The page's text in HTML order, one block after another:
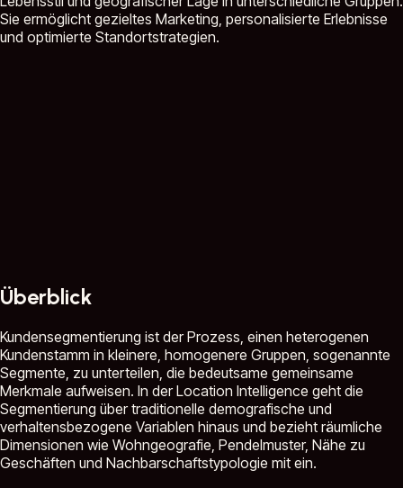
Sie ermöglicht gezieltes Marketing, personalisierte Erlebnisse
und optimierte Standortstrategien.
Überblick
Kundensegmentierung ist der Prozess, einen heterogenen
Kundenstamm in kleinere, homogenere Gruppen, sogenannte
Segmente, zu unterteilen, die bedeutsame gemeinsame
Merkmale aufweisen. In der Location Intelligence geht die
Segmentierung über traditionelle demografische und
verhaltensbezogene Variablen hinaus und bezieht räumliche
Dimensionen wie Wohngeografie, Pendelmuster, Nähe zu
Geschäften und Nachbarschaftstypologie mit ein.